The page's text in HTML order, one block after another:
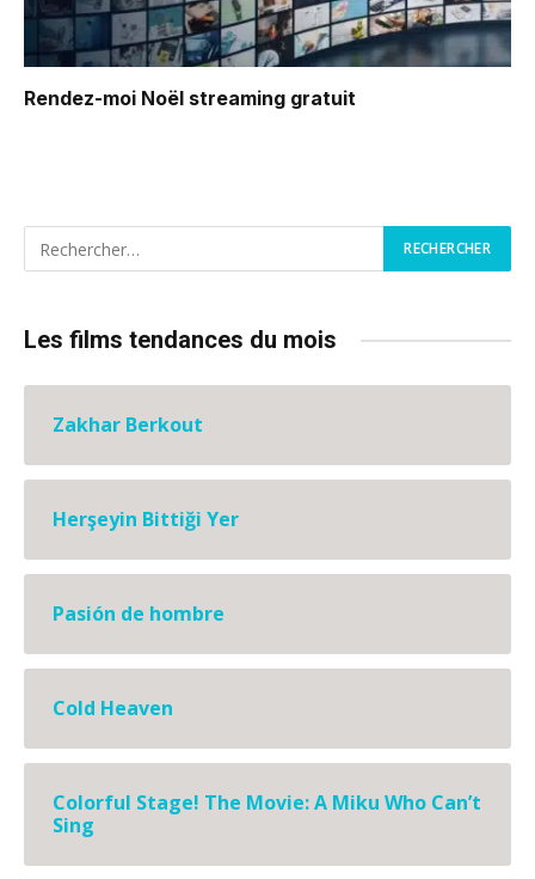
Rendez-moi Noël streaming gratuit
Les films tendances du mois
Zakhar Berkout
Herşeyin Bittiği Yer
Pasión de hombre
Cold Heaven
Colorful Stage! The Movie: A Miku Who Can’t
Sing